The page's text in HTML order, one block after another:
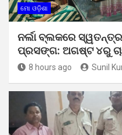
ମୋ ଓଡ଼ିଶା
ନର୍ଲା ବ୍ଲକରେ
ପ୍ରସଙ୍ଗ: ଅଗଷ୍ଟ ୪ରୁ
8 hours ago Sunil